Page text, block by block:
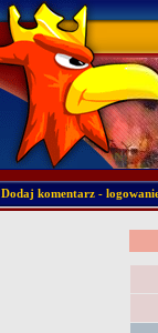
Dodaj komentarz -